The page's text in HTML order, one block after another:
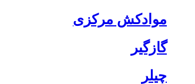
موادکش مرکزی
گازگیر
چیلر